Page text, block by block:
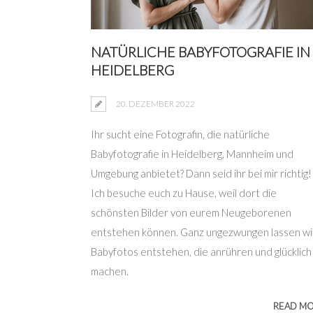
NATÜRLICHE BABYFOTOGRAFIE IN
HEIDELBERG
20. DEZEMBER 2022
Ihr sucht eine Fotografin, die natürliche
Babyfotografie in Heidelberg, Mannheim und
Umgebung anbietet? Dann seid ihr bei mir richtig!
Ich besuche euch zu Hause, weil dort die
schönsten Bilder von eurem Neugeborenen
entstehen können. Ganz ungezwungen lassen
Babyfotos entstehen, die anrühren und glücklich
machen.
READ